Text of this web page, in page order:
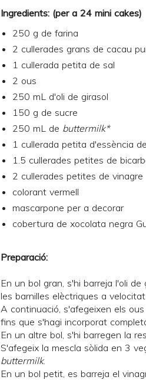
Ingredients: (per a 24 mini cakes)
250 g de farina
2 cullerades grans de cacau
1 cullerada petita de sal
2 ous
250 mL d'oli de girasol
150 g de sucre
250 mL de buttermilk*
1 cullerada petita d'essència
1.5 cullerades petites de
2 cullerades petites de vinagre
colorant vermell
mascarpone per a decorar
cobertura de xocolata negra
Preparació:
En un bol gran, s'hi barreja l'oli
les barnilles elèctriques a
A continuació, s'afegeixen els
fins que s'hagi incorporat
En un altre bol, s'hi barregen la
S'afegeix la mescla sòlida en 3
buttermilk.
En un bol petit, es barreja el